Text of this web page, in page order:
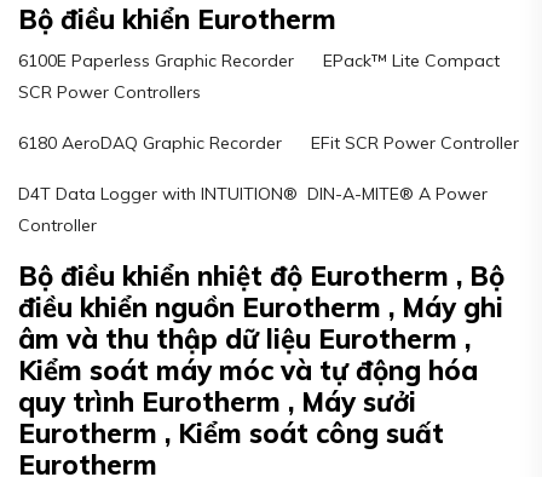
Bộ điều khiển Eurotherm
6100E Paperless Graphic Recorder EPack™ Lite Compact
SCR Power Controllers
6180 AeroDAQ Graphic Recorder EFit SCR Power Controller
D4T Data Logger with INTUITION® DIN-A-MITE® A Power
Controller
Bộ điều khiển nhiệt độ Eurotherm , Bộ
điều khiển nguồn Eurotherm , Máy ghi
âm và thu thập dữ liệu Eurotherm ,
Kiểm soát máy móc và tự động hóa
quy trình Eurotherm , Máy sưởi
Eurotherm , Kiểm soát công suất
Eurotherm